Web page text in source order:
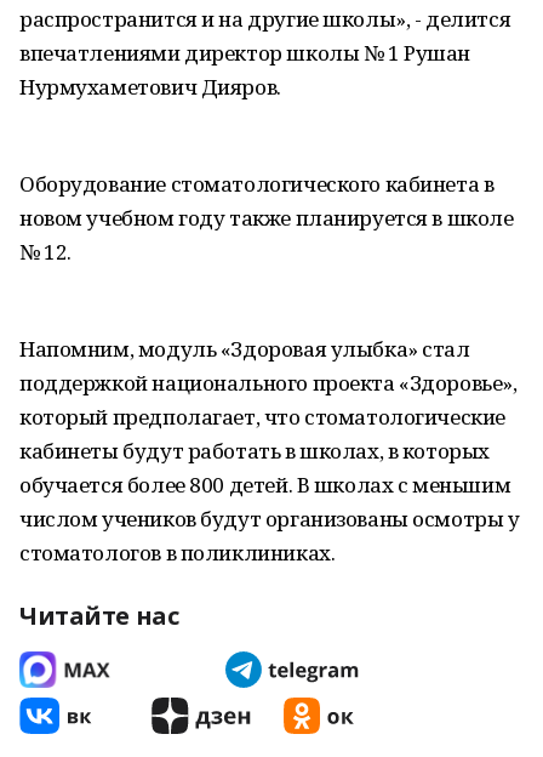
распространится и на другие школы», - делится
впечатлениями директор школы № 1 Рушан
Нурмухаметович Дияров.
Оборудование стоматологического кабинета в
новом учебном году также планируется в школе
№ 12.
Напомним, модуль «Здоровая улыбка» стал
поддержкой национального проекта «Здоровье»,
который предполагает, что стоматологические
кабинеты будут работать в школах, в которых
обучается более 800 детей. В школах с меньшим
числом учеников будут организованы осмотры у
стоматологов в поликлиниках.
Читайте нас